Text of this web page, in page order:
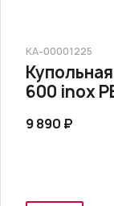
КА-00001225
600 inox
9 890 ₽